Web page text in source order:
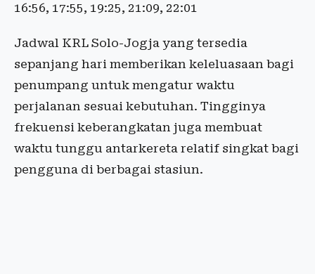
16:56, 17:55, 19:25, 21:09, 22:01
Jadwal KRL Solo-Jogja yang tersedia
sepanjang hari memberikan keleluasaan bagi
penumpang untuk mengatur waktu
perjalanan sesuai kebutuhan. Tingginya
frekuensi keberangkatan juga membuat
waktu tunggu antarkereta relatif singkat bagi
pengguna di berbagai stasiun.